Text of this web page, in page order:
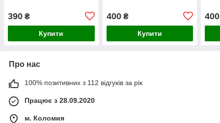
390 ₴
Купити
400₴
Купити
400
Про нас
100% позитивних з 112 відгуків за рік
Працює з 28.09.2020
м. Коломия